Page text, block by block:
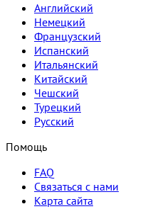
Английский
Немецкий
Французский
Испанский
Итальянский
Китайский
Чешский
Турецкий
Русский
Помощь
FAQ
Связаться с нами
Карта сайта